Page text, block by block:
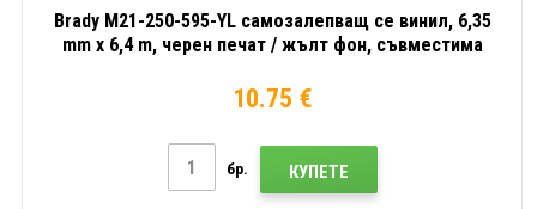
Brady M21-250-595-YL самозалепващ се винил, 6,35
mm x 6,4 m, черен печат / жълт фон, съвместима
10.75 €
бр. КУПЕТЕ